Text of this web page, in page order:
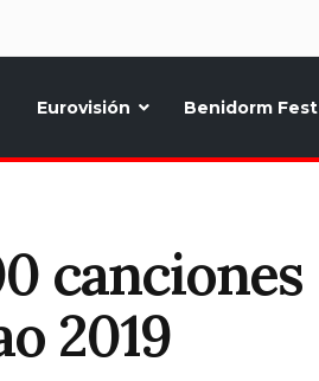
Eurovisión Benidorm Fest
canciones
2019